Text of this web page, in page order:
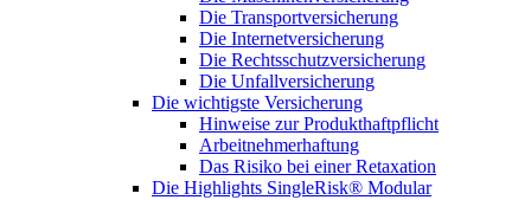
Die Transportversicherung
Die Internetversicherung
Die Rechtsschutzversicherung
Die Unfallversicherung
Die wichtigste Versicherung
Hinweise zur Produkthaftpflicht
Arbeitnehmerhaftung
Das Risiko bei einer Retaxation
Die Highlights SingleRisk® Modular